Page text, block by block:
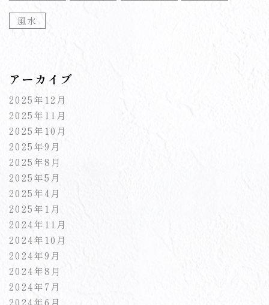
風水
アーカイブ
2025年12月
2025年11月
2025年10月
2025年9月
2025年8月
2025年5月
2025年4月
2025年1月
2024年11月
2024年10月
2024年9月
2024年8月
2024年7月
2024年6月